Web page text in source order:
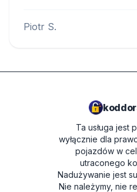
Piotr S.
Ta usługa jest
wyłącznie dla
pojazdów w
utraconego
Nadużywanie jest
Nie należymy, nie